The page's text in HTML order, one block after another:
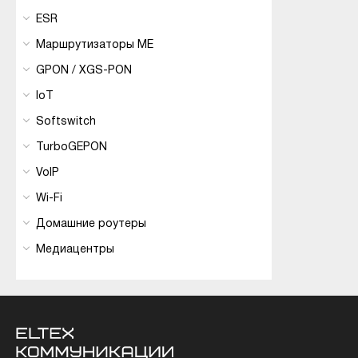
ESR
Маршрутизаторы ME
GPON / XGS-PON
IoT
Softswitch
TurboGEPON
VoIP
Wi-Fi
Домашние роутеры
Медиацентры